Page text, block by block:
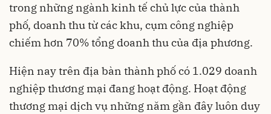
trong những ngành kinh tế chủ lực của thành
phố, doanh thu từ các khu, cụm công nghiệp
chiếm hơn 70% tổng doanh thu của địa phương.
Hiện nay trên địa bàn thành phố có 1.029 doanh
nghiệp thương mại đang hoạt động. Hoạt động
thương mại dịch vụ những năm gần đây luôn duy